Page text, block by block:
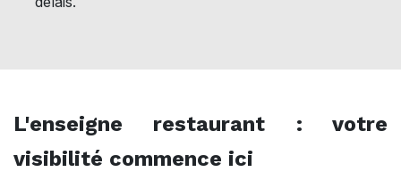
L'enseigne restaurant : votre
visibilité commence ici